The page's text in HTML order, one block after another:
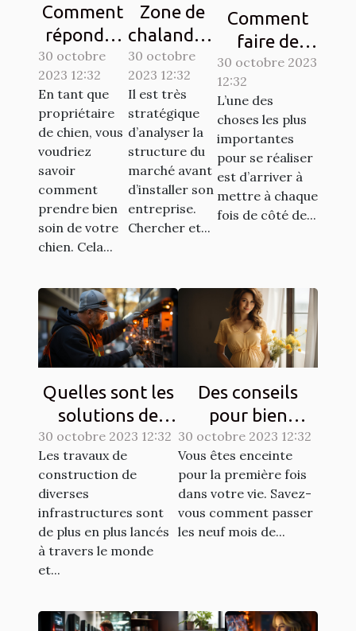
Comment
répondre
aux
besoins de
base de
votre
chien ?
30 octobre
2023 12:32
En tant que
propriétaire
de chien, vous
voudriez
savoir
comment
prendre bien
soin de votre
chien. Cela...
Zone de
chalandise
: qu’est-ce
que c’est ?
30 octobre
2023 12:32
Il est très
stratégique
d’analyser la
structure du
marché avant
d’installer son
entreprise.
Chercher et...
Comment
faire de
l’économie ?
Tout savoir.
30 octobre 2023
12:32
L’une des
choses les plus
importantes
pour se réaliser
est d’arriver à
mettre à chaque
fois de côté de...
Quelles sont les
solutions de
sécurisation
d’un chantier ?
30 octobre 2023 12:32
Les travaux de
construction de
diverses
infrastructures sont
de plus en plus lancés
à travers le monde
et...
Des conseils
pour bien
entretenir une
grossesse ?
30 octobre 2023 12:32
Vous êtes enceinte
pour la première fois
dans votre vie. Savez-
vous comment passer
les neuf mois de...